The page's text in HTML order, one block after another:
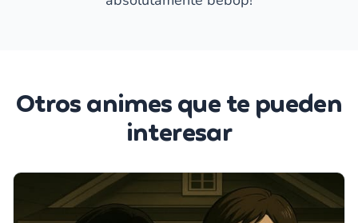
Otros animes que te pueden
interesar